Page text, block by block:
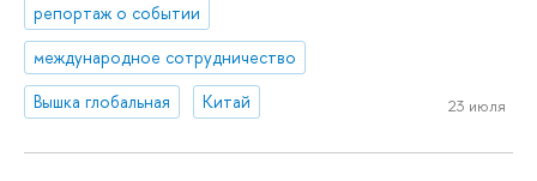
репортаж о событии
международное сотрудничество
Вышка глобальная
Китай 23 июля